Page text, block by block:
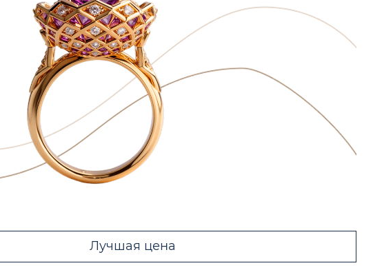
Лучшая цена